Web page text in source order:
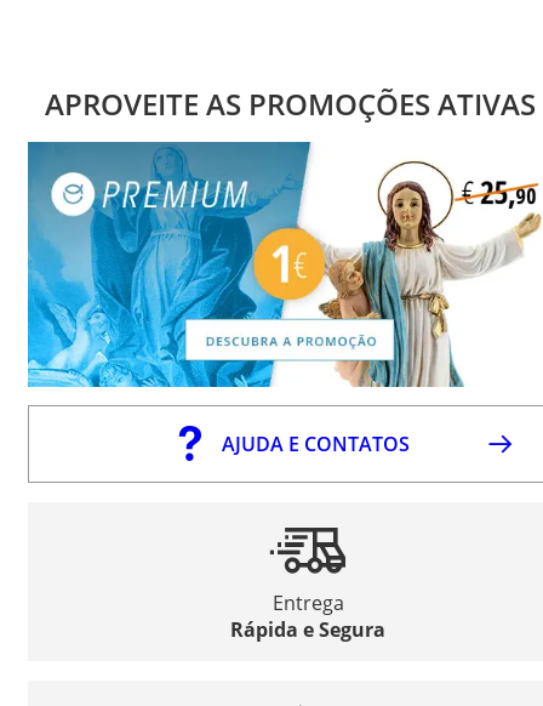
APROVEITE AS PROMOÇÕES ATIVAS
AJUDA E CONTATOS
Entrega
Rápida e Segura